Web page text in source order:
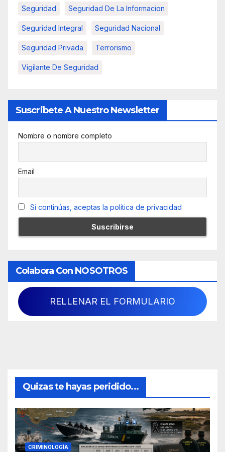
Seguridad Seguridad De La Informacion
Seguridad Integral Seguridad Nacional
Seguridad Privada Terrorismo
Vigilante De Seguridad
Suscribete A Nuestro Newsletter
Nombre o nombre completo
Email
Si continúas, aceptas la política de privacidad
Colabora Con NOSOTROS
RELLENAR EL FORMULARIO
Quizas te hayas peridido...
CRIMINOLOGÍA